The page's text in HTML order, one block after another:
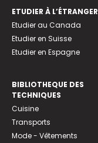
ETUDIER À L’ÉTRANGER
Etudier au Canada
Etudier en Suisse
Etudier en Espagne
BIBLIOTHEQUE DES
TECHNIQUES
Cuisine
Transports
Mode - Vêtements